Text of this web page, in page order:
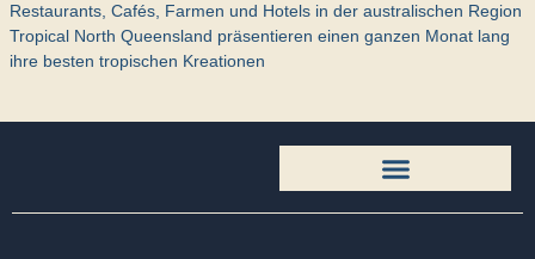
Restaurants, Cafés, Farmen und Hotels in der australischen Region
Tropical North Queensland präsentieren einen ganzen Monat lang
ihre besten tropischen Kreationen